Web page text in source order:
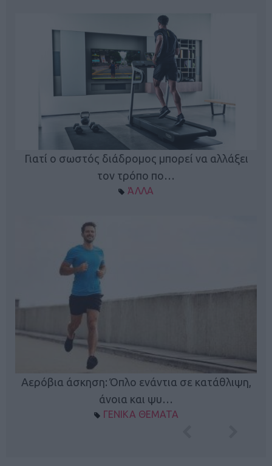
Γιατί ο σωστός διάδρομος μπορεί να αλλάξει
τον τρόπο πο…
ΆΛΛΑ
Αερόβια άσκηση: Όπλο ενάντια σε κατάθλιψη,
άνοια και ψυ…
ΓΕΝΙΚΑ ΘΕΜΑΤΑ